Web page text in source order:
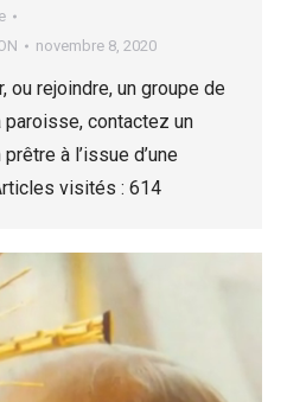
novembre 8, 2020
ou rejoindre, un groupe de
paroisse, contactez un
à l’issue d’une
visités : 614